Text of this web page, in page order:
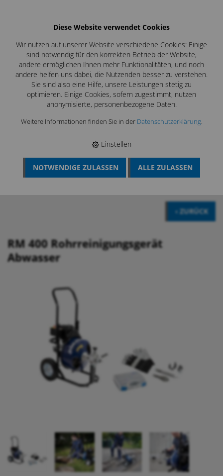
BÖSCH MRS › ROHRREINIGUNG › GERÄTE-SETS ABWASSER
‹ ZURÜCK
RM 400 Rohrreinigungsgerät
Abwasser
Diese Website verwendet Cookies
Wir nutzen auf unserer Website verschiedene Cookies: Einige
sind notwendig für den korrekten Betrieb der Website,
andere ermöglichen Ihnen mehr Funktionalitäten, und noch
andere helfen uns dabei, die Nutzenden besser zu verstehen.
Sie sind also eine Hilfe, unsere Leistungen stetig zu
optimieren. Einige Cookies, sofern zugestimmt, nutzen
anonymisierte, personenbezogene Daten.
Weitere Informationen finden Sie in der Datenschutzerklärung.
Einstellen
NOTWENDIGE ZULASSEN ALLE ZULASSEN